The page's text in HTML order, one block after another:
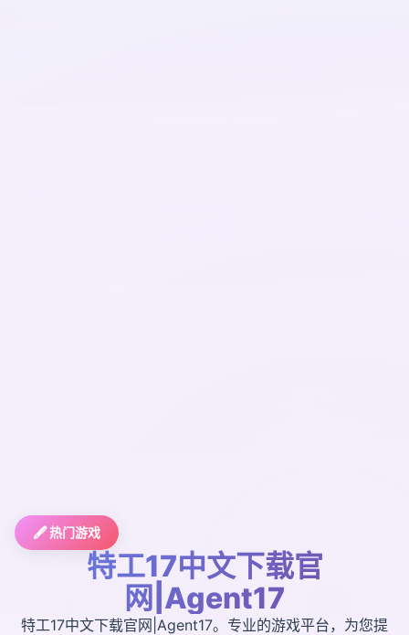
🖋️ 热门游戏
特工17中文下载官
网|Agent17
特工17中文下载官网|Agent17。专业的游戏平台，为您提